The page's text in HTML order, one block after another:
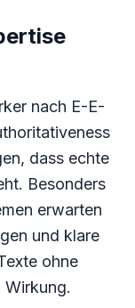
nach E-E-
dass echte
Besonders
erwarten
und klare
ohne
Wirkung.